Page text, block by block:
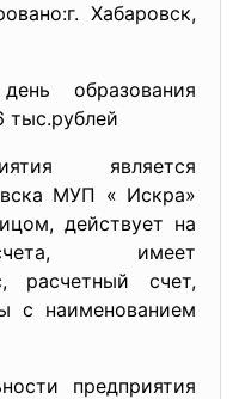
Хабаровск,
образования
тыс.рублей
является
МУП « Искра»
действует на
имеет
расчетный счет,
с наименованием
предприятия